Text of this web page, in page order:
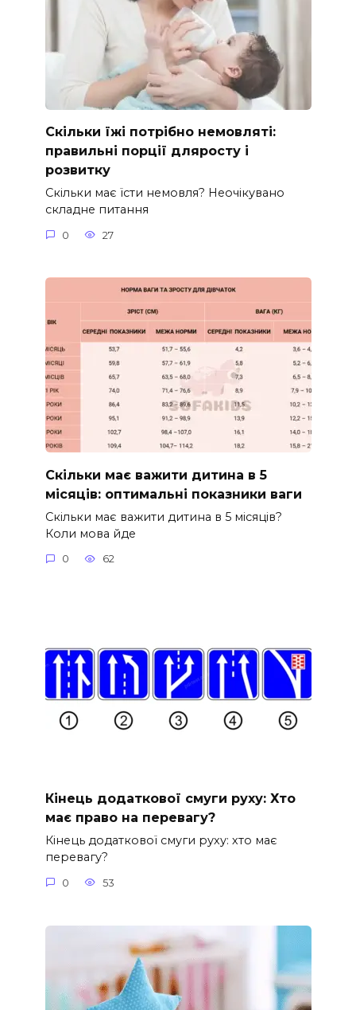
Скільки їжі потрібно немовляті:
правильні порції дляросту і
розвитку
Скільки має їсти немовля? Неочікувано
складне питання
0 27
Скільки має важити дитина в 5
місяців: оптимальні показники ваги
Скільки має важити дитина в 5 місяців?
Коли мова йде
0 62
Кінець додаткової смуги руху: Хто
має право на перевагу?
Кінець додаткової смуги руху: хто має
перевагу?
0 53